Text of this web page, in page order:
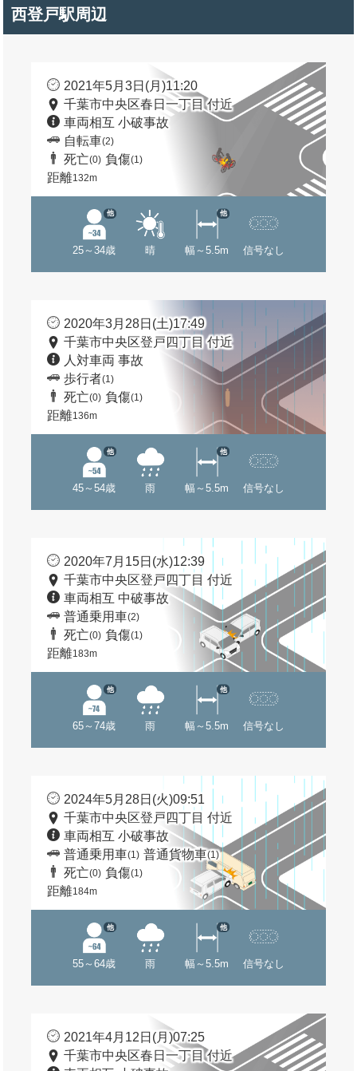
西登戸駅周辺
2021年5月3日(月)11:20
千葉市中央区春日一丁目 付近
車両相互 小破事故
自転車(2)
死亡(0) 負傷(1)
距離132m
25～34歳
他
晴 幅～5.5m
他
信号なし
2020年3月28日(土)17:49
千葉市中央区登戸四丁目 付近
人対車両 事故
歩行者(1)
死亡(0) 負傷(1)
距離136m
45～54歳
他
雨 幅～5.5m
他
信号なし
2020年7月15日(水)12:39
千葉市中央区登戸四丁目 付近
車両相互 中破事故
普通乗用車(2)
死亡(0) 負傷(1)
距離183m
65～74歳
他
雨 幅～5.5m
他
信号なし
2024年5月28日(火)09:51
千葉市中央区登戸四丁目 付近
車両相互 小破事故
普通乗用車(1) 普通貨物車(1)
死亡(0) 負傷(1)
距離184m
55～64歳
他
雨 幅～5.5m
他
信号なし
2021年4月12日(月)07:25
千葉市中央区春日一丁目 付近